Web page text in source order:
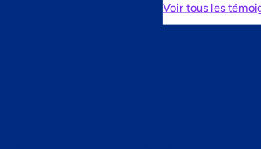
Voir tous les